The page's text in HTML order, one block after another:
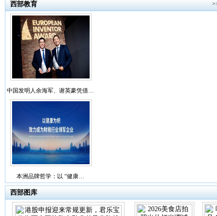
西部教育
中国发明人余海军、谢英豪凭借…
本洲品牌哲学：以 “健康…
西部图库